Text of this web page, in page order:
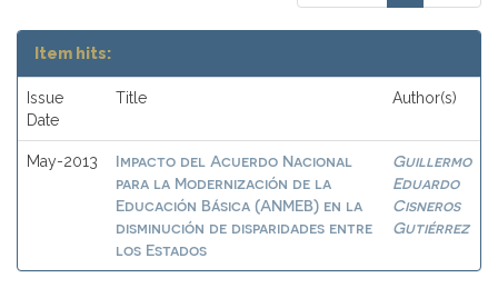
Item hits:
Issue
Date
Title Author(s)
May-2013
Impacto del Acuerdo Nacional
para la Modernización de la
Educación Básica (ANMEB) en la
disminución de disparidades entre
los Estados
Guillermo
Eduardo
Cisneros
Gutiérrez